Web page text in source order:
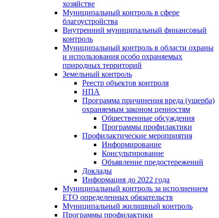
хозяйстве
Муниципальный контроль в сфере
благоустройства
Внутренний муниципальный финансовый
контроль
Муниципальный контроль в области охраны
и использования особо охраняемых
природных территорий
Земельный контроль
Реестр объектов контроля
НПА
Программа причинения вреда (ущерба)
охраняемым законом ценностям
Общественные обсуждения
Программы профилактики
Профилактические мероприятия
Информирование
Консультирование
Объявление предостережений
Доклады
Информация до 2022 года
Муниципальный контроль за исполнением
ЕТО определенных обязательств
Муниципальный жилищный контроль
Программы профилактики